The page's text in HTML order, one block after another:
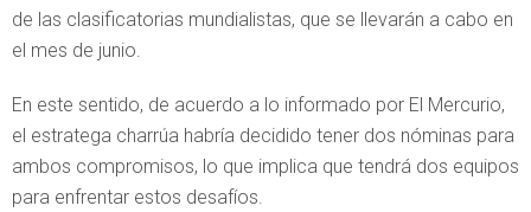
de las clasificatorias mundialistas, que se llevarán a cabo en
el mes de junio.
En este sentido, de acuerdo a lo informado por El Mercurio,
el estratega charrúa habría decidido tener dos nóminas para
ambos compromisos, lo que implica que tendrá dos equipos
para enfrentar estos desafíos.